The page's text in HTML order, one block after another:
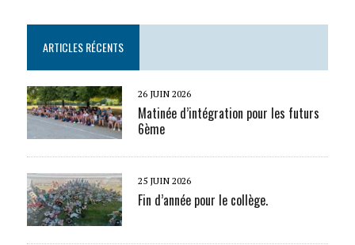
ARTICLES RÉCENTS
26 JUIN 2026
Matinée d’intégration pour les futurs
6ème
25 JUIN 2026
Fin d’année pour le collège.